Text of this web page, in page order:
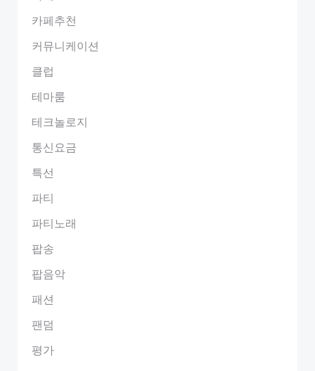
카페추천
커뮤니케이션
클럽
테마룸
테크놀로지
통신요금
특선
파티
파티노래
팝송
팝음악
패션
팬덤
평가